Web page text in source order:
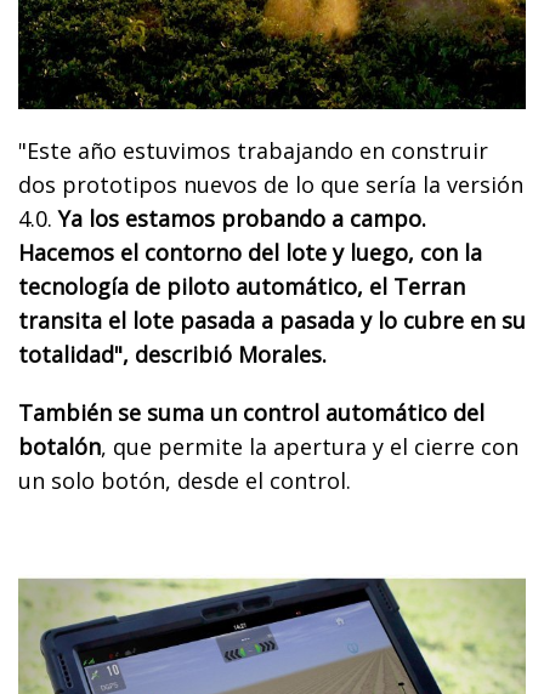
"Este año estuvimos trabajando en construir
dos prototipos nuevos de lo que sería la versión
4.0. Ya los estamos probando a campo.
Hacemos el contorno del lote y luego, con la
tecnología de piloto automático, el Terran
transita el lote pasada a pasada y lo cubre en su
totalidad", describió Morales.
También se suma un control automático del
botalón, que permite la apertura y el cierre con
un solo botón, desde el control.